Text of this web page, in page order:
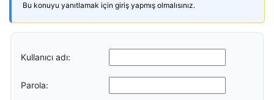
Bu konuyu yanıtlamak için giriş yapmış olmalısınız.
Kullanıcı adı:
Parola: